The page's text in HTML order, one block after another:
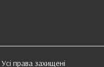
права захищені